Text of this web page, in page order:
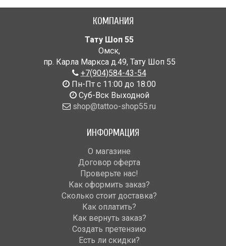
КОМПАНИЯ
Тату Шоп 55
Омск,
пр. Карла Маркса д.49, Тату Шоп 55
+7(904)584-43-54
Пн-Пт с 11:00 до 18:00
Cуб-Вск Выходной
shop@tattoo-shop55.ru
ИНФОРМАЦИЯ
О магазине
Договор оферта
Проверьте нас!
Как оформить заказ?
Сколько стоит доставка?
Как оплатить?
Как вернуть заказ?
Создать претензию
Есть ли скидки?